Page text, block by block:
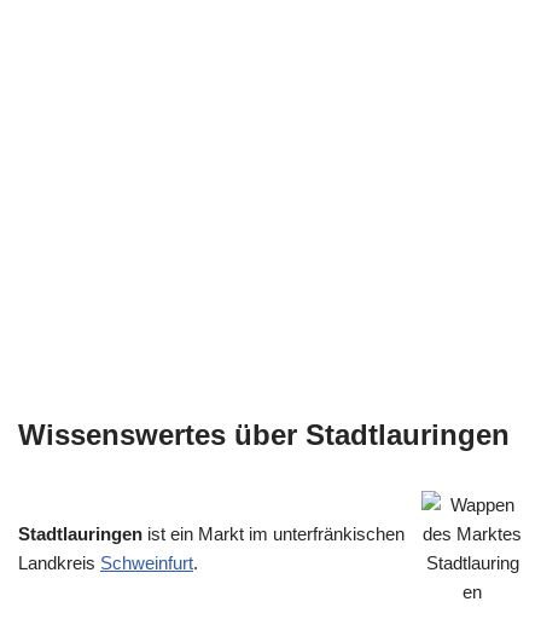
Wissenswertes über Stadtlauringen
Stadtlauringen ist ein Markt im unterfränkischen
Landkreis Schweinfurt.